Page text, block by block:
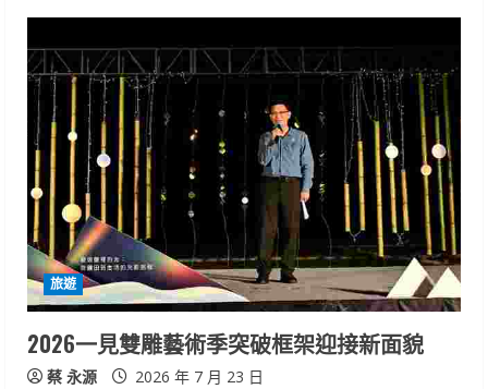
旅遊
2026一見雙雕藝術季突破框架迎接新面貌
蔡 永源 2026 年 7 月 23 日